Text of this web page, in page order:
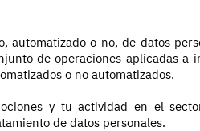
automatizado o no, de datos
de operaciones aplicadas a
o no automatizados.
y tu actividad en el
de datos personales.